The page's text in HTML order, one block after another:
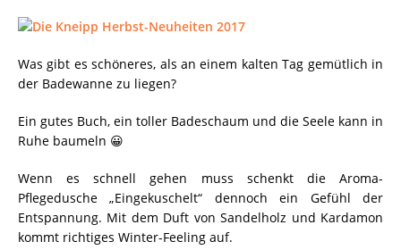
Was gibt es schöneres, als an einem kalten Tag gemütlich in
der Badewanne zu liegen?
Ein gutes Buch, ein toller Badeschaum und die Seele kann in
Ruhe baumeln 😀
Wenn es schnell gehen muss schenkt die Aroma-
Pflegedusche „Eingekuschelt“ dennoch ein Gefühl der
Entspannung. Mit dem Duft von Sandelholz und Kardamon
kommt richtiges Winter-Feeling auf.